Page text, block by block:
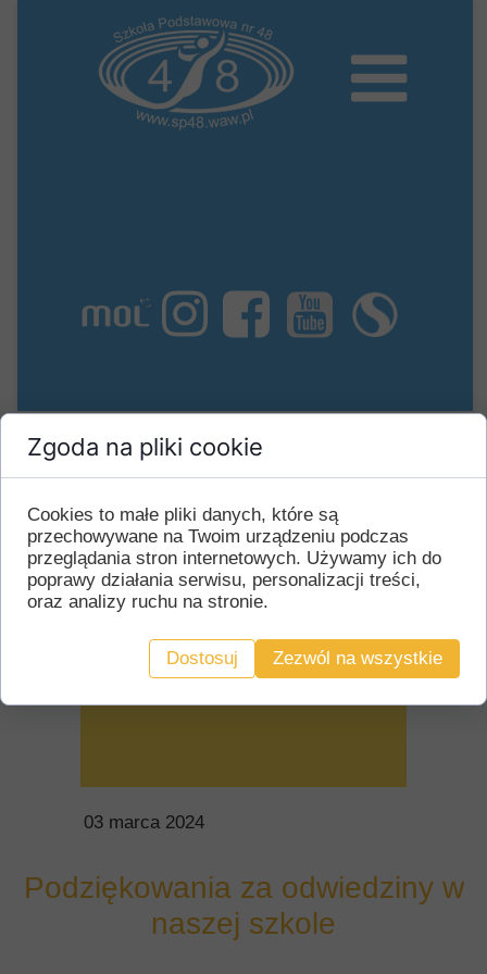
03 marca 2024
Podziękowania za odwiedziny w
naszej szkole
Zgoda na pliki cookie
Cookies to małe pliki danych, które są
przechowywane na Twoim urządzeniu podczas
przeglądania stron internetowych. Używamy ich do
poprawy działania serwisu, personalizacji treści,
oraz analizy ruchu na stronie.
Dostosuj Zezwól na wszystkie